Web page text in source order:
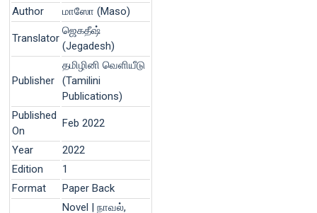
Author
மாஸோ (Maso)
Translator
ஜெகதீஷ்
(Jegadesh)
Publisher
தமிழினி வெளியீடு
(Tamilini
Publications)
Published
On
Feb 2022
Year
2022
Edition
1
Format
Paper Back
Novel | நாவல்,